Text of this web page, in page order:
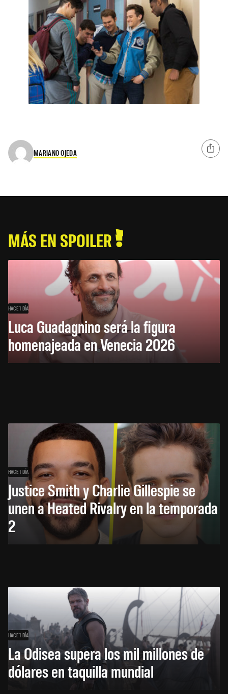
MARIANO OJEDA
MÁS EN SPOILER
HACE 1 DÍA
Luca Guadagnino será la figura
homenajeada en Venecia 2026
HACE 1 DÍA
Justice Smith y Charlie Gillespie se
unen a Heated Rivalry en la temporada
2
HACE 1 DÍA
La Odisea supera los mil millones de
dólares en taquilla mundial